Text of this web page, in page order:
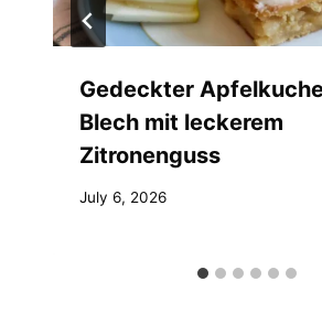
Gedeckter
Blech mit leckerem
Zitronenguss
July 6, 2026